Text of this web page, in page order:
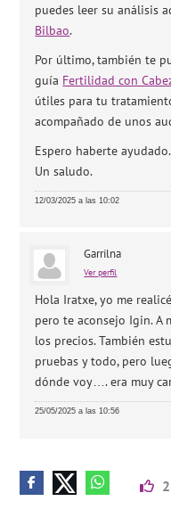
puedes leer su análisis
Bilbao.
Por último, también te
guía Fertilidad con
útiles para tu
acompañado de unos
Espero haberte ayudado.
Un saludo.
12/03/2025 a las 10:02
Garrilna
Ver perfil
Hola Iratxe, yo me
pero te aconsejo Igin. A
los precios. También
pruebas y todo, pero
dónde voy…. era muy
25/05/2025 a las 10:56